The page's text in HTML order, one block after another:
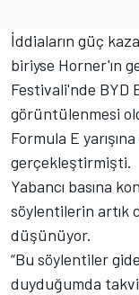
İddiaların güç
biriyse Horner'ın
Festivali'nde BYD
görüntülenmesi
Formula E
gerçekleştirmişti.
Yabancı basına
söylentilerin artık
düşünüyor.
“Bu söylentiler
duyduğumda